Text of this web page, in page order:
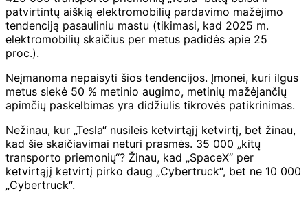
patvirtintų aiškią elektromobilių pardavimo mažėjimo
tendenciją pasauliniu mastu (tikimasi, kad 2025 m.
elektromobilių skaičius per metus padidės apie 25
proc.).
Neįmanoma nepaisyti šios tendencijos. Įmonei, kuri ilgus
metus siekė 50 % metinio augimo, metinių mažėjančių
apimčių paskelbimas yra didžiulis tikrovės patikrinimas.
Nežinau, kur „Tesla“ nusileis ketvirtąjį ketvirtį, bet žinau,
kad šie skaičiavimai neturi prasmės. 35 000 „kitų
transporto priemonių“? Žinau, kad „SpaceX“ per
ketvirtąjį ketvirtį pirko daug „Cybertruck“, bet ne 10 000
„Cybertruck“.